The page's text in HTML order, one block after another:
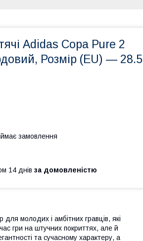
Adidas Copa Pure 2
Розмір (EU) — 28.5
замовлення
14 днів за домовленістю
молодих і амбітних гравців, які
гри на штучних покриттях, але й
та сучасному характеру, а